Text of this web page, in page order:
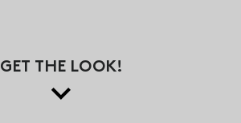
GET THE LOOK!